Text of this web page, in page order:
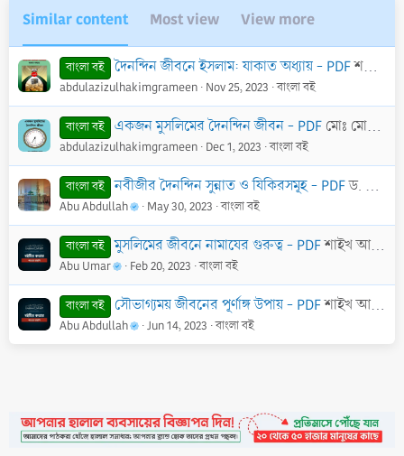
Similar content Most view View more
বাংলা বই দৈনন্দিন জীবনে ইসলাম: যাকাত অধ্যায় - PDFশরিফুল ইসলাম বিন যয়নুল আবেদীন
abdulazizulhakimgrameen Nov 25, 2023 বাংলা বই
বাংলা বই একজন মুসলিমের দৈনন্দিন জীবন - PDF মোঃ মোশফিকুর রহমান
abdulazizulhakimgrameen Dec 1, 2023 বাংলা বই
বাংলা বই নবীজীর দৈনন্দিন সুন্নাত ও যিকিরসমূহ - PDFড. আব্দুল্লাহ ইবনে হামূদ আল ফুরাইহ
Abu Abdullah May 30, 2023 বাংলা বই
বাংলা বই মুসলিমের জীবনে নামাযের গুরুত্ব - PDFশাইখ আব্দুল হামীদ আল-ফাইযী আল-মাদানী।
Abu Umar Feb 20, 2023 বাংলা বই
বাংলা বই সৌভাগ্যময় জীবনের পূর্ণাঙ্গ উপায় - PDFশাইখ আবদুর রহমান ইবন নাসের আস-সাদী
Abu Abdullah Jun 14, 2023 বাংলা বই